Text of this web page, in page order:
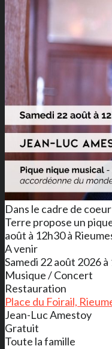
Dans le cadre de
Terre propose un
août à 12h30 à
A venir
Samedi 22 août 2026
Musique / Concert
Restauration
Place du Foirail,
Jean-Luc Amestoy
Gratuit
Toute la famille